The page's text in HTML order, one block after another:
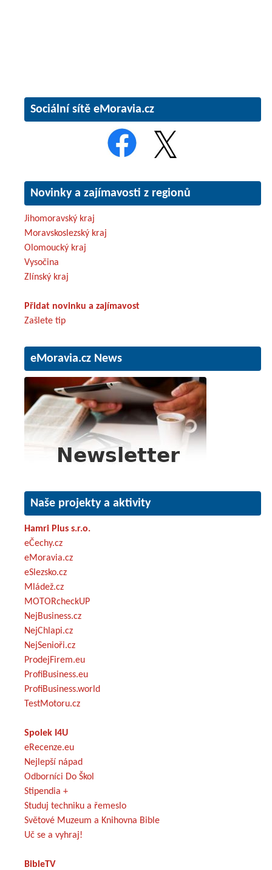
Sociální sítě eMoravia.cz
Novinky a zajímavosti z regionů
Jihomoravský kraj
Moravskoslezský kraj
Olomoucký kraj
Vysočina
Zlínský kraj
Přidat novinku a zajímavost
Zašlete tip
eMoravia.cz News
Naše projekty a aktivity
Hamri Plus s.r.o.
eČechy.cz
eMoravia.cz
eSlezsko.cz
Mládež.cz
MOTORcheckUP
NejBusiness.cz
NejChlapi.cz
NejSenioři.cz
ProdejFirem.eu
ProfiBusiness.eu
ProfiBusiness.world
TestMotoru.cz
Spolek I4U
eRecenze.eu
Nejlepší nápad
Odborníci Do Škol
Stipendia +
Studuj techniku a řemeslo
Světové Muzeum a Knihovna Bible
Uč se a vyhraj!
BibleTV